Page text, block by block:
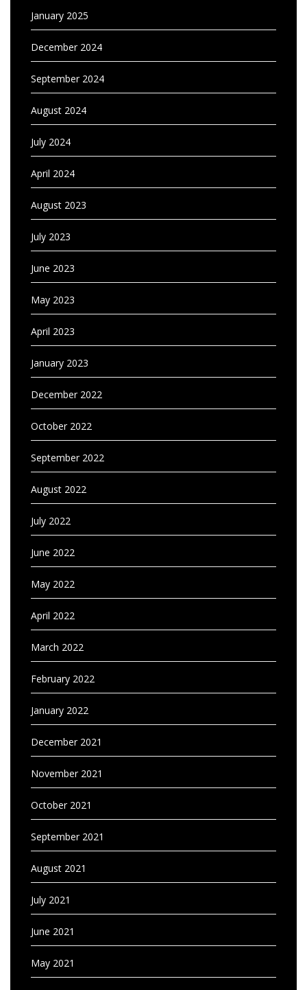
January 2025
December 2024
September 2024
August 2024
July 2024
April 2024
August 2023
July 2023
June 2023
May 2023
April 2023
January 2023
December 2022
October 2022
September 2022
August 2022
July 2022
June 2022
May 2022
April 2022
March 2022
February 2022
January 2022
December 2021
November 2021
October 2021
September 2021
August 2021
July 2021
June 2021
May 2021